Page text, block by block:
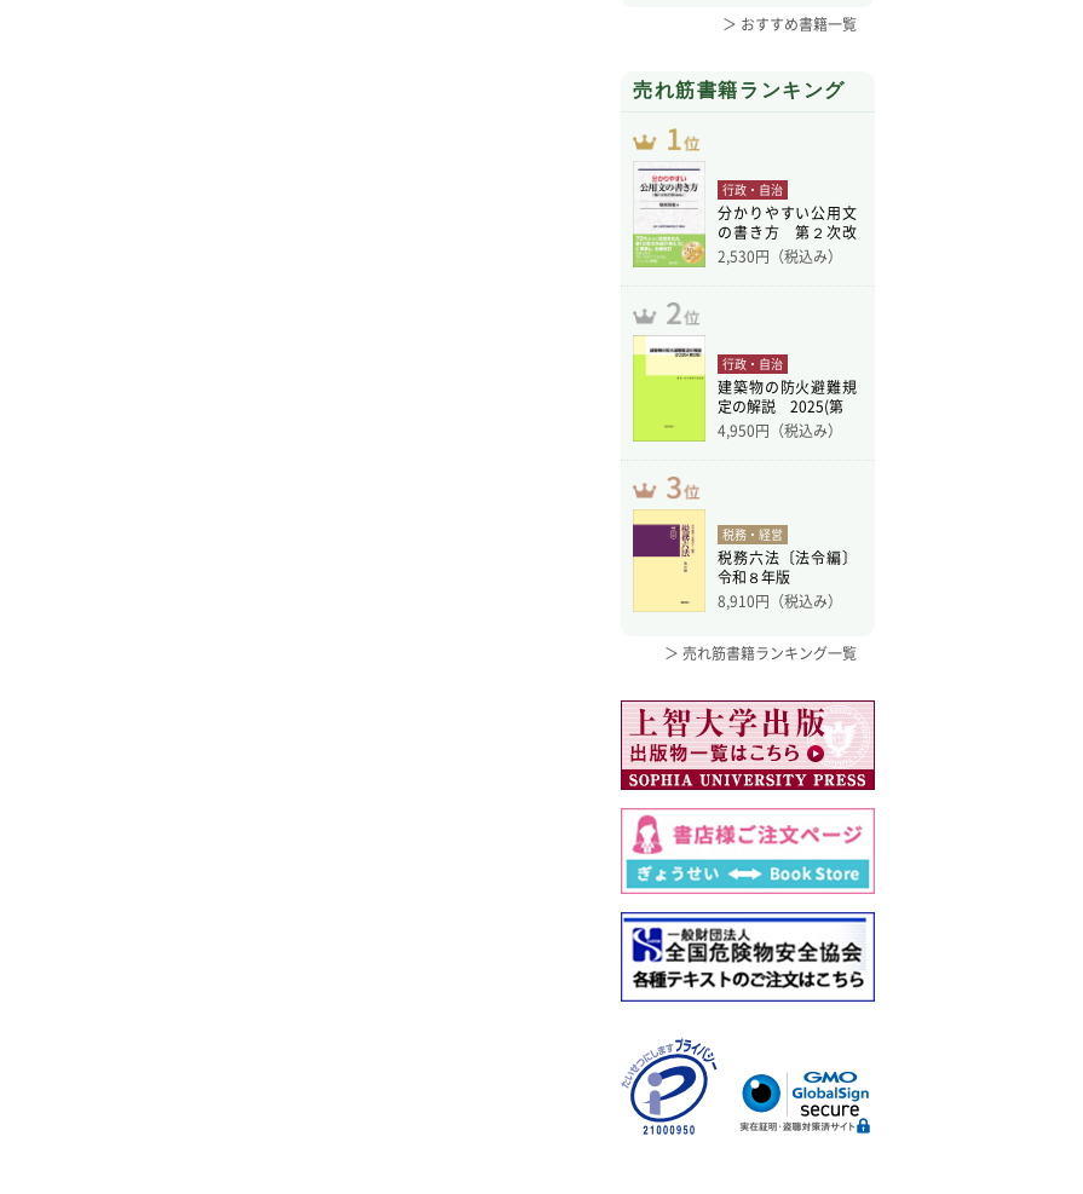
＞ おすすめ書籍一覧
売れ筋書籍ランキング
行政・自治
分かりやすい公用文
の書き方 第２次改
訂版
2,530円（税込み）
行政・自治
建築物の防火避難規
定の解説 2025(第
4,950円（税込み）
税務・経営
税務六法〔法令編〕
令和８年版
8,910円（税込み）
＞ 売れ筋書籍ランキング一覧